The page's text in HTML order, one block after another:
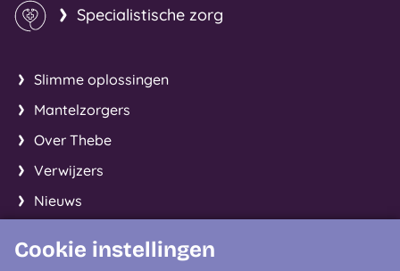
Cookie instellingen
Specialistische zorg
Slimme oplossingen
Mantelzorgers
Over Thebe
Verwijzers
Nieuws